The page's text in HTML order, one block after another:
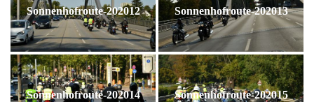
Sonnenhofroute-202012 Sonnenhofroute-202013
Sonnenhofroute-202014 Sonnenhofroute-202015